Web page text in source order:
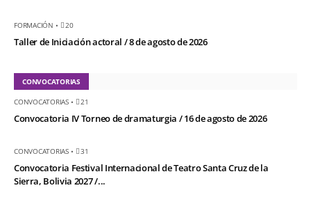
FORMACIÓN • 20
Taller de Iniciación actoral / 8 de agosto de 2026
CONVOCATORIAS
CONVOCATORIAS• 21
Convocatoria IV Torneo de dramaturgia / 16 de agosto de 2026
CONVOCATORIAS• 31
Convocatoria Festival Internacional de Teatro Santa Cruz de la
Sierra, Bolivia 2027 /...